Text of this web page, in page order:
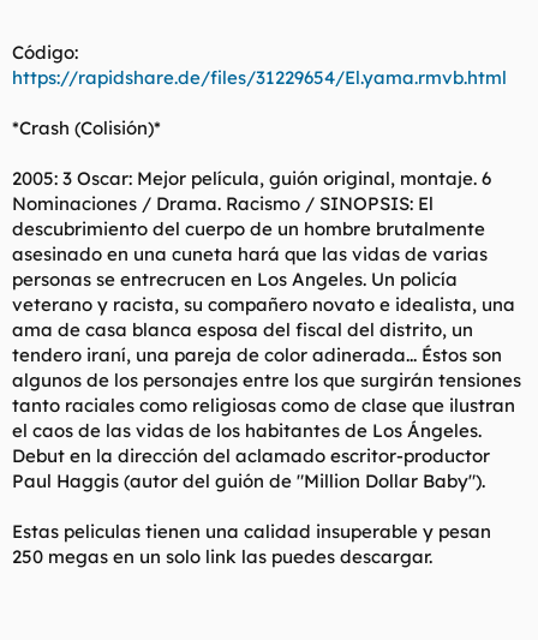
Código:
https://rapidshare.de/files/31229654/El.yama.rmvb.html
*Crash (Colisión)*
2005: 3 Oscar: Mejor película, guión original, montaje. 6
Nominaciones / Drama. Racismo / SINOPSIS: El
descubrimiento del cuerpo de un hombre brutalmente
asesinado en una cuneta hará que las vidas de varias
personas se entrecrucen en Los Angeles. Un policía
veterano y racista, su compañero novato e idealista, una
ama de casa blanca esposa del fiscal del distrito, un
tendero iraní, una pareja de color adinerada... Éstos son
algunos de los personajes entre los que surgirán tensiones
tanto raciales como religiosas como de clase que ilustran
el caos de las vidas de los habitantes de Los Ángeles.
Debut en la dirección del aclamado escritor-productor
Paul Haggis (autor del guión de "Million Dollar Baby").
Estas peliculas tienen una calidad insuperable y pesan
250 megas en un solo link las puedes descargar.